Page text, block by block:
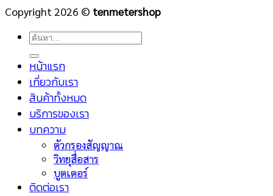
Copyright 2026 © tenmetershop
ค้นหา:
หน้าแรก
เกี่ยวกับเรา
สินค้าทั้งหมด
บริการของเรา
บทความ
ตัวกรองสัญญาณ
วิทยุสื่อสาร
บูตเตอร์
ติดต่อเรา